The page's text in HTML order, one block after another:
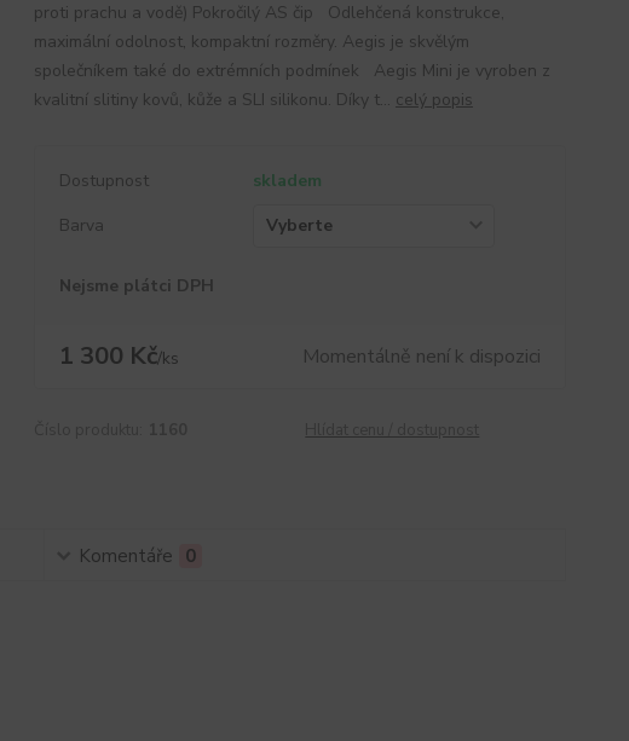
proti prachu a vodě) Pokročilý AS čip Odlehčená konstrukce,
maximální odolnost, kompaktní rozměry. Aegis je skvělým
společníkem také do extrémních podmínek Aegis Mini je vyroben z
kvalitní slitiny kovů, kůže a SLI silikonu. Díky t... celý popis
Dostupnost
skladem
Barva
Nejsme plátci DPH
1 300 Kč/ks Momentálně není k dispozici
Komentáře 0